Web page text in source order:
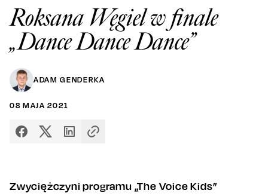
Roksana Węgiel w finale
„Dance Dance Dance”
ADAM GENDERKA
08 MAJA 2021
Zwyciężczyni programu „The Voice Kids”